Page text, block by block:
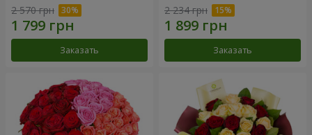
2 570 грн
Заказать
2 234 грн
Заказать